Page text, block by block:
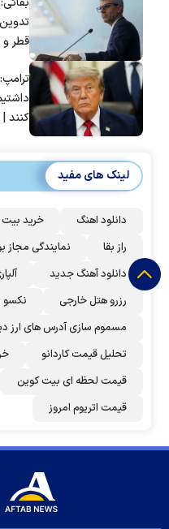
قطر و
کنند |
لینک های مفید
دانلود اهنگ خرید
راز بقا
نمایندگی مجاز
دانلود آهنگ جدید
رزرو هتل خارجی
نکسو
مسموم سازی آدرس های ارز
تحلیل قیمت کاردانو
قیمت لحظه ای بیت کوین
قیمت اتریوم امروز